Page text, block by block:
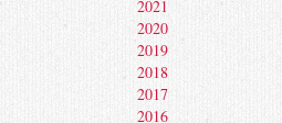
2021
2020
2019
2018
2017
2016